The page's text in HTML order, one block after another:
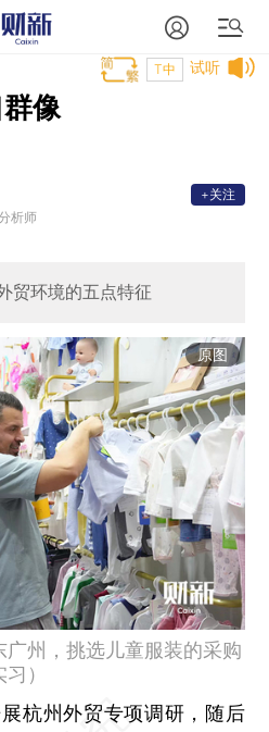
试听
T中
像
析师
+关注
贸环境的五点特征
原图
州，挑选儿童服装的采购
）
州外贸专项调研，随后